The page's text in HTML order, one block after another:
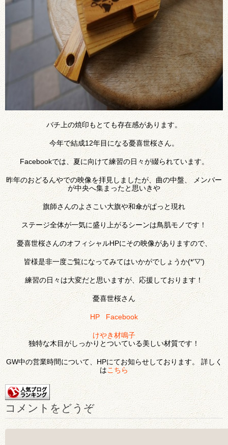
バチ上の焼印もとても存在感があります。
今年で結成12年目になる憂喜世桜さん。
Facebookでは、夏に向けて練習の日々が綴られています。
昨年のおどるんやでの映像を拝見しましたが、曲の中盤、 メンバー
が中央へ集まったと思いきや
旗師さんのよさこい大旗や和傘がぱっと現れ
ステージ全体が一気に盛り上がるシーンは鳥肌モノです！
憂喜世桜さんのオフィシャルHPにその映像がありますので、
皆様是非一度ご覧になってみてはいかがでしょうか(*’▽’)
練習の日々は大変だと思いますが、応援しております！
憂喜世桜さん
HP Facebook
けやき材鳴子
独特な木目がしっかりとついている美しい材質です！
GW中の営業時間について、HPにてお知らせしております。 詳しく
はこちら
コメントをどうぞ